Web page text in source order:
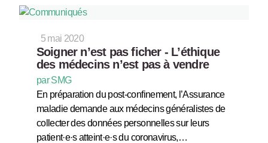
5 mai 2020
Soigner n’est pas ficher - L’éthique
des médecins n’est pas à vendre
par SMG
En préparation du post-confinement, l’Assurance
maladie demande aux médecins généralistes de
collecter des données personnelles sur leurs
patient·e·s atteint·e·s du coronavirus,…